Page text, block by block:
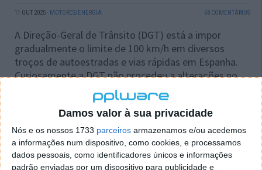
Damos valor à sua privacidade
Nós e os nossos 1733 parceiros armazenamos e/ou acedemos
a informações num dispositivo, como cookies, e processamos
dados pessoais, como identificadores únicos e informações
padrão enviadas por um dispositivo para publicidade e
11 OUT 2025 · MOTORES/ENERGIA 68 COMENTÁRIOS
A Direção-Geral de Trânsito (DGT) está a impor
gradualmente o limite de 100 km/h em diversos
troços de autoestradas e vias rápidas em Espanha.
Curiosamente a DGT não procedeu a alterações no